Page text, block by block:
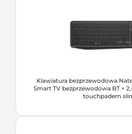
Klawiatura bezprzewodowa
Smart TV bezprzewodowa BT +
touchpadem